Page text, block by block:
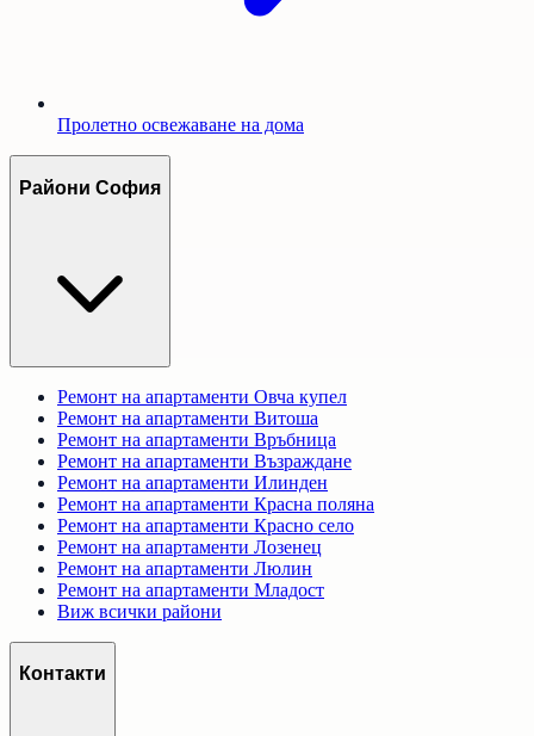
Пролетно освежаване на дома
Райони София
Ремонт на апартаменти Овча купел
Ремонт на апартаменти Витоша
Ремонт на апартаменти Връбница
Ремонт на апартаменти Възраждане
Ремонт на апартаменти Илинден
Ремонт на апартаменти Красна поляна
Ремонт на апартаменти Красно село
Ремонт на апартаменти Лозенец
Ремонт на апартаменти Люлин
Ремонт на апартаменти Младост
Виж всички райони
Контакти